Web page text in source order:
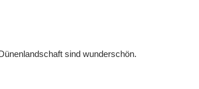
sind wunderschön.